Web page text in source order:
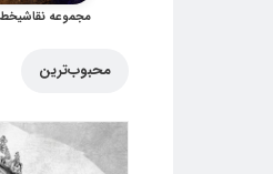
محبوب‌ترین